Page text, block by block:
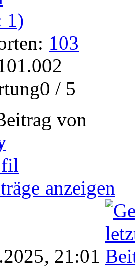
103
/ 5
von
anzeigen
21:01